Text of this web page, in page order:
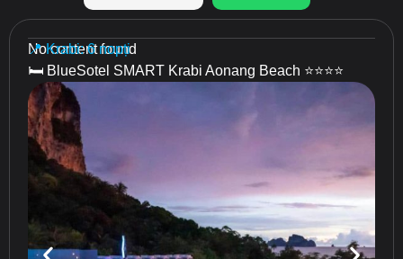
No content found
📍 Krabi: 6 nopți
🛏 BlueSotel SMART Krabi Aonang Beach​ ⭐️⭐️⭐️⭐️